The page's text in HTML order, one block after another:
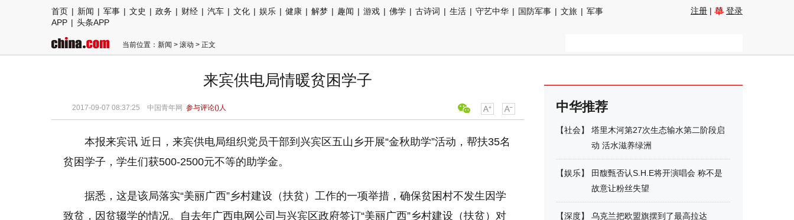
首页 | 新闻 | 军事 | 文史 | 政务 | 财经 | 汽车 | 文化 | 娱乐 | 健康 | 解梦 | 趣闻 | 游戏 | 佛学 | 古诗词 | 生活 | 守艺中华 | 国防军事 | 文旅 | 军事
APP | 头条APP
注册 | 登录
当前位置： 新闻 > 滚动 > 正文
来宾供电局情暖贫困学子
2017-09-07 08:37:25 中国青年网 参与评论()人
本报来宾讯 近日，来宾供电局组织党员干部到兴宾区五山乡开展“金秋助学”活动，帮扶35名
贫困学子，学生们获500-2500元不等的助学金。
据悉，这是该局落实“美丽广西”乡村建设（扶贫）工作的一项举措，确保贫困村不发生因学
致贫，因贫辍学的情况。自去年广西电网公司与兴宾区政府签订“美丽广西”乡村建设（扶贫）对
中华推荐
【社会】
塔里木河第27次生态输水第二阶段启
动 活水滋养绿洲
【娱乐】
田馥甄否认S.H.E将开演唱会 称不是
故意让粉丝失望
【深度】 乌克兰把欧盟旗摆到了最高拉达